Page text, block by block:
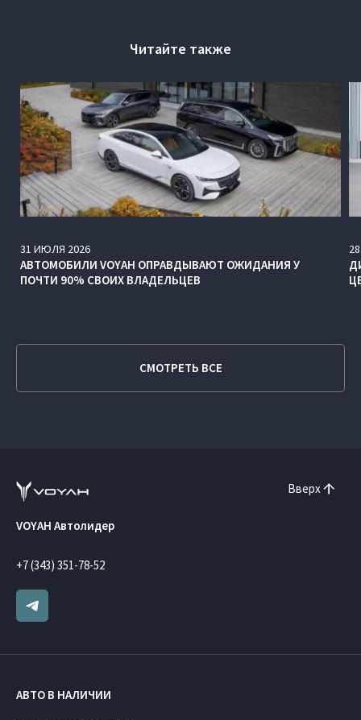
Читайте также
31 ИЮЛЯ 2026
АВТОМОБИЛИ VOYAH ОПРАВДЫВАЮТ ОЖИДАНИЯ У
ПОЧТИ 90% СВОИХ ВЛАДЕЛЬЦЕВ
28
СМОТРЕТЬ ВСЕ
Вверх
VOYAH Автолидер
+7 (343) 351-78-52
АВТО В НАЛИЧИИ